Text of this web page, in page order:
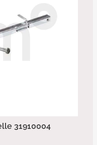
31910004